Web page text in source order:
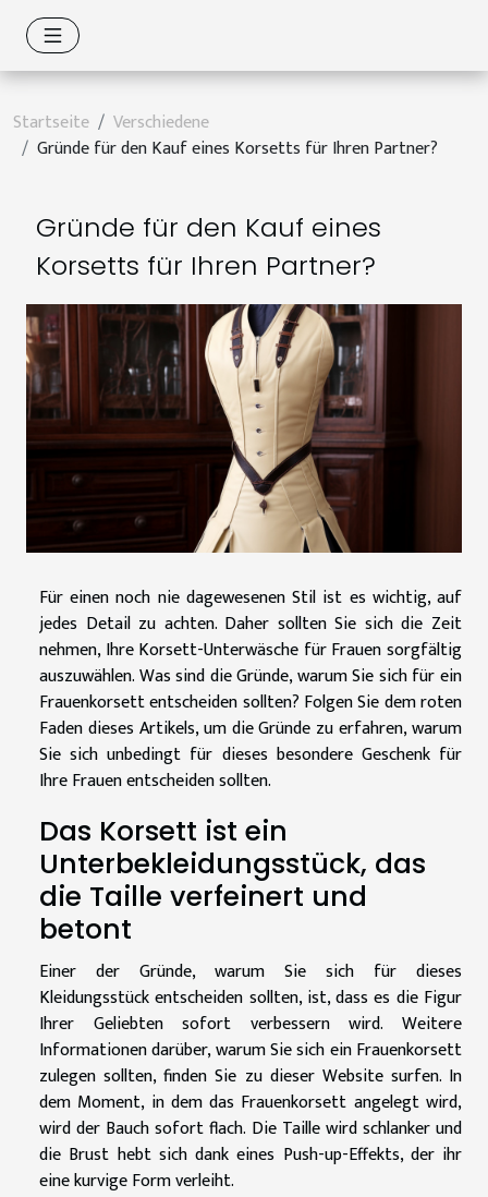
Startseite
Verschiedene
Gründe für den Kauf eines Korsetts für Ihren Partner?
Gründe für den Kauf eines
Korsetts für Ihren Partner?
Für einen noch nie dagewesenen Stil ist es wichtig, auf
jedes Detail zu achten. Daher sollten Sie sich die Zeit
nehmen, Ihre Korsett-Unterwäsche für Frauen sorgfältig
auszuwählen. Was sind die Gründe, warum Sie sich für ein
Frauenkorsett entscheiden sollten? Folgen Sie dem roten
Faden dieses Artikels, um die Gründe zu erfahren, warum
Sie sich unbedingt für dieses besondere Geschenk für
Ihre Frauen entscheiden sollten.
Das Korsett ist ein
Unterbekleidungsstück, das
die Taille verfeinert und
betont
Einer der Gründe, warum Sie sich für dieses
Kleidungsstück entscheiden sollten, ist, dass es die Figur
Ihrer Geliebten sofort verbessern wird. Weitere
Informationen darüber, warum Sie sich ein Frauenkorsett
zulegen sollten, finden Sie zu dieser Website surfen. In
dem Moment, in dem das Frauenkorsett angelegt wird,
wird der Bauch sofort flach. Die Taille wird schlanker und
die Brust hebt sich dank eines Push-up-Effekts, der ihr
eine kurvige Form verleiht.